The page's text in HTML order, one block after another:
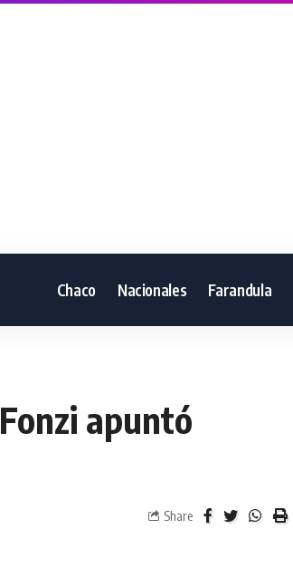
Chaco Nacionales Farandula
apuntó
Share